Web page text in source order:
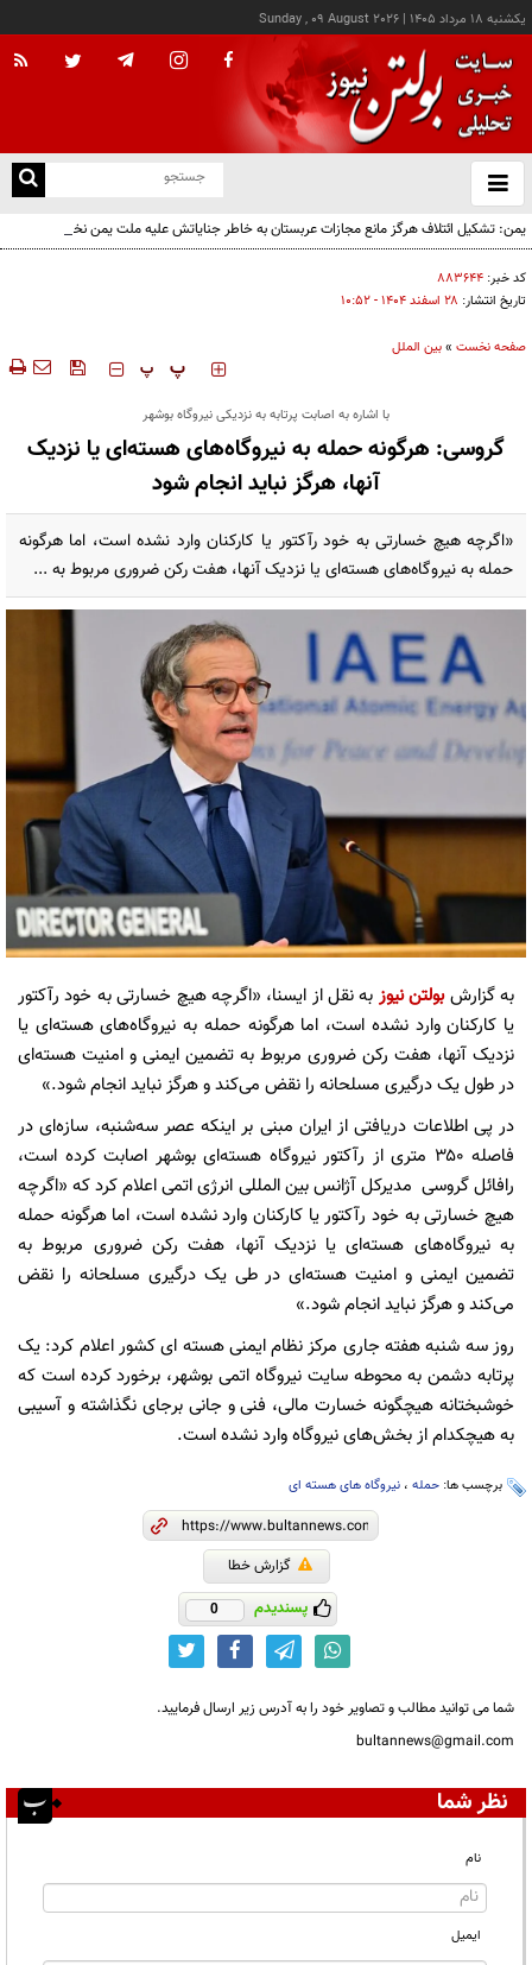
يکشنبه ۱۸ مرداد ۱۴۰۵ |
Sunday , 09 August 2026
باز
و
یمن: تشکیل ائتلاف هرگز مانع مجازات عربستان به خاطر جنایاتش علیه ملت یمن نخواهد شد
کد خبر: ۸۸۳۶۴۴
تاریخ انتشار: ۲۸ اسفند ۱۴۰۴ - ۱۰:۵۲
صفحه نخست »بین الملل
‍‍‍ پ پ
با اشاره به اصابت پرتابه به نزدیکی نیروگاه بوشهر
گروسی: هرگونه حمله به نیروگاه‌های هسته‌ای یا نزدیک
آنها، هرگز نباید انجام شود
«اگرچه هیچ خسارتی به خود رآکتور یا کارکنان وارد نشده است، اما هرگونه
حمله به نیروگاه‌های هسته‌ای یا نزدیک آنها، هفت رکن ضروری مربوط به ...
به گزارشبولتن نیوز به نقل از ایسنا، «اگرچه هیچ خسارتی به خود رآکتور
یا کارکنان وارد نشده است، اما هرگونه حمله به نیروگاه‌های هسته‌ای یا
نزدیک آنها، هفت رکن ضروری مربوط به تضمین ایمنی و امنیت هسته‌ای
در طول یک درگیری مسلحانه را نقض می‌کند و هرگز نباید انجام شود.»
در پی اطلاعات دریافتی از ایران مبنی بر اینکه عصر سه‌شنبه، سازه‌ای در
فاصله ۳۵۰ متری از رآکتور نیروگاه هسته‌ای بوشهر اصابت کرده است،
رافائل گروسی مدیرکل آژانس بین المللی انرژی اتمی اعلام کرد که «اگرچه
هیچ خسارتی به خود رآکتور یا کارکنان وارد نشده است، اما هرگونه حمله
به نیروگاه‌های هسته‌ای یا نزدیک آنها، هفت رکن ضروری مربوط به
تضمین ایمنی و امنیت هسته‌ای در طی یک درگیری مسلحانه را نقض
می‌کند و هرگز نباید انجام شود.»
روز سه شنبه هفته جاری مرکز نظام ایمنی هسته ای کشور اعلام کرد: یک
پرتابه دشمن به محوطه سایت نیروگاه اتمی بوشهر، برخورد کرده است که
خوشبختانه هیچگونه خسارت مالی، فنی و جانی برجای نگذاشته و آسیبی
به هیچکدام از بخش‌های نیروگاه وارد نشده است.
برچسب ها: حمله ، نیروگاه های هسته ای
گزارش خطا
پسندیدم 0
شما می توانید مطالب و تصاویر خود را به آدرس زیر ارسال فرمایید.
bultannews@gmail.com
نظر شما
نام
ایمیل